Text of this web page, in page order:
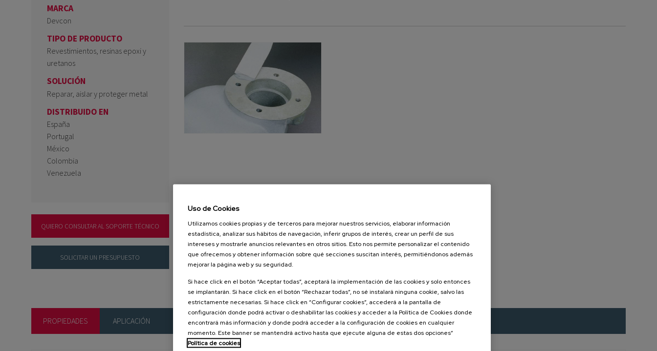
MARCA
Devcon
TIPO DE PRODUCTO
Revestimientos, resinas epoxi y
uretanos
SOLUCIÓN
Reparar, aislar y proteger metal
DISTRIBUIDO EN
España
Portugal
México
Colombia
Venezuela
QUIERO CONSULTAR AL SOPORTE TÉCNICO
SOLICITAR UN PRESUPUESTO
PROPIEDADES APLICACIÓN FORMATOS DOCUMENTACIÓN PRODUCTOS RELACIONADOS
Uso de Cookies
Utilizamos cookies propias y de terceros para mejorar nuestros servicios, elaborar información
estadística, analizar sus hábitos de navegación, inferir grupos de interés, crear un perfil de sus
intereses y mostrarle anuncios relevantes en otros sitios. Esto nos permite personalizar el contenido
que ofrecemos y obtener información sobre qué secciones suscitan interés, permitiéndonos además
mejorar la página web y su seguridad.
Si hace click en el botón “Aceptar todas”, aceptará la implementación de las cookies y solo entonces
se implantarán. Si hace click en el botón “Rechazar todas”, no sé instalará ninguna cookie, salvo las
estrictamente necesarias. Si hace click en “Configurar cookies”, accederá a la pantalla de
configuración donde podrá activar o deshabilitar las cookies y acceder a la Política de Cookies donde
encontrará más información y donde podrá acceder a la configuración de cookies en cualquier
momento. Este banner se mantendrá activo hasta que ejecute alguna de estas dos opciones”
Política de cookies